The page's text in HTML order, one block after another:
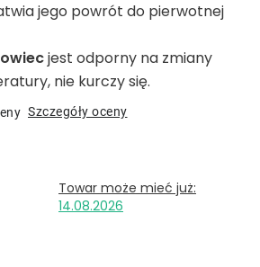
jego powrót do pierwotnej
jest odporny na zmiany
nie kurczy się.
Szczegóły oceny
14.08.2026